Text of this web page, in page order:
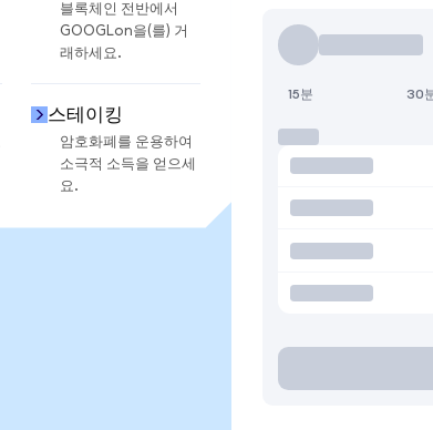
블록체인 전반에서
GOOGLon을(를) 거
래하세요.
스테이킹
암호화폐를 운용하여
소극적 소득을 얻으세
요.
15분 30